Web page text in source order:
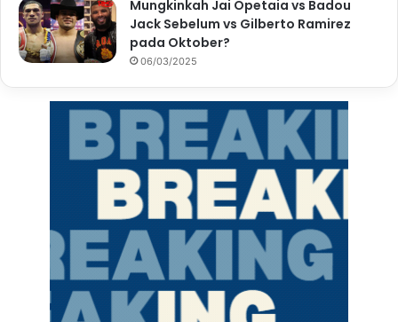
Mungkinkah Jai Opetaia vs Badou
Jack Sebelum vs Gilberto Ramirez
pada Oktober?
06/03/2025